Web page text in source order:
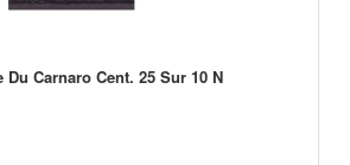
Du Carnaro Cent. 25 Sur 10 N